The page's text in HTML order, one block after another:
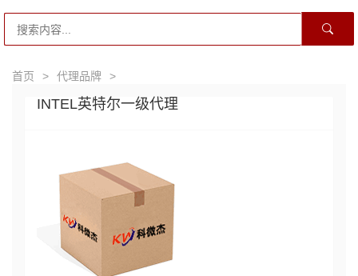
首页 > 代理品牌 >
INTEL英特尔一级代理